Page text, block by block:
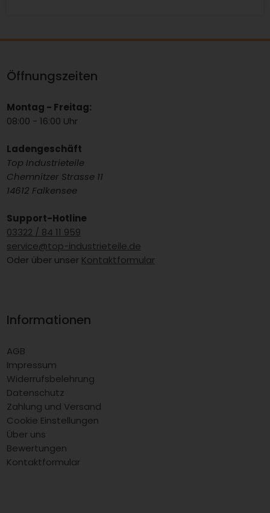
Öffnungszeiten
Montag - Freitag:
08:00 - 16:00 Uhr
Ladengeschäft
Top Industrieteile
Chemnitzer Strasse 11
14612 Falkensee
Support-Hotline
03322 / 84 11 959
service@top-industrieteile.de
Oder über unser Kontaktformular
Informationen
AGB
Impressum
Widerrufsbelehrung
Datenschutz
Zahlung und Versand
Cookie Einstellungen
Über uns
Bewertungen
Kontaktformular